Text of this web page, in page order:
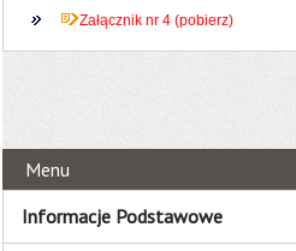
Załącznik nr 4 (pobierz)
Menu
Informacje Podstawowe